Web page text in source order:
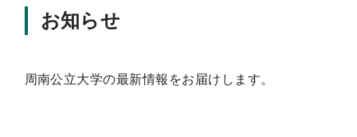
お知らせ
周南公立大学の最新情報をお届けします。